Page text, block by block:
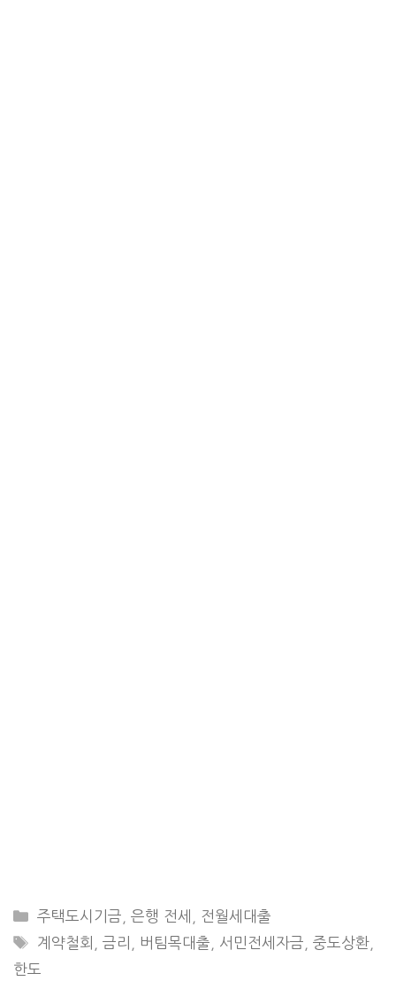
CATEGORIES
주택도시기금 ,은행 전세
전월세대출
TAGS
계약철회 ,금리 버팀목대출 서민전세자금 ,중도상환
한도